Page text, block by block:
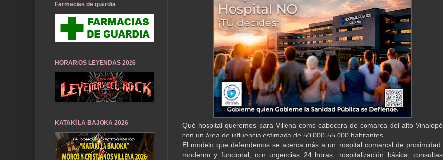
Qué hospital queremos para Villena como cabecera de comarca del alto Vinalopó
con un área de influencia estimada de 50.000-55.000 habitantes.
El modelo que defendemos se acerca más a un hospital comarcal de proximidad,
moderno y funcional, con urgencias 24 horas, hospitalización básica, consultas
Farmacias de guardia
HORARIOS LEYENDAS 2026
KATAKÍ LA BAJOKA 2026